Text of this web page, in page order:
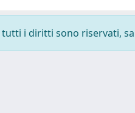
i diritti sono riservati,